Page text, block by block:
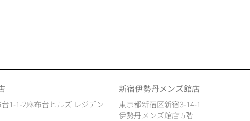
1-1-2麻布台ヒルズ レジデン
新宿伊勢丹メンズ館店
東京都新宿区新宿3-14-1
伊勢丹メンズ館店 5階